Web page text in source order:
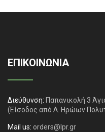
ΕΠΙΚΟΙΝΩΝΙΑ
Διεύθυνση: Παπανικολή 3
(Είσοδος από Λ. Ηρώων
Mail us: orders@lpr.gr